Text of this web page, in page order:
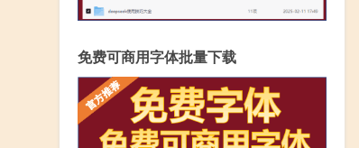
免费可商用字体批量下载